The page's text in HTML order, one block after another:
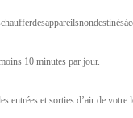
10 minutes par jour.
entrées et sorties d’air de votre